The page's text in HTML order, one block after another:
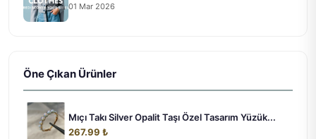
01 Mar 2026
Öne Çıkan Ürünler
Mıçı Takı Silver Opalit Taşı Özel Tasarım Yüzük...
267.99 ₺